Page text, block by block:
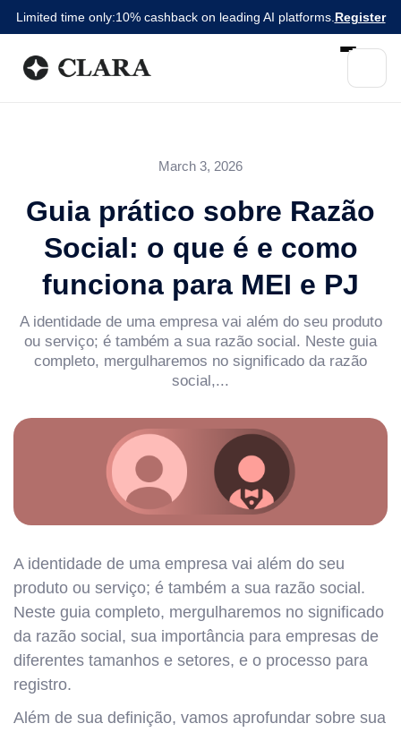
Limited time only:10% cashback on leading AI platforms. Register
March 3, 2026
Guia prático sobre Razão
Social: o que é e como
funciona para MEI e PJ
A identidade de uma empresa vai além do seu produto
ou serviço; é também a sua razão social. Neste guia
completo, mergulharemos no significado da razão
social,...
A identidade de uma empresa vai além do seu
produto ou serviço; é também a sua razão social.
Neste guia completo, mergulharemos no significado
da razão social, sua importância para empresas de
diferentes tamanhos e setores, e o processo para
registro.
Além de sua definição, vamos aprofundar sobre sua